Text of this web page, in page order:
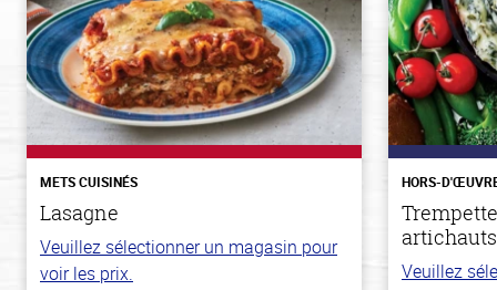
METS CUISINÉS
Lasagne
Veuillez sélectionner un magasin pour
voir les prix.
HORS-
Veuillez